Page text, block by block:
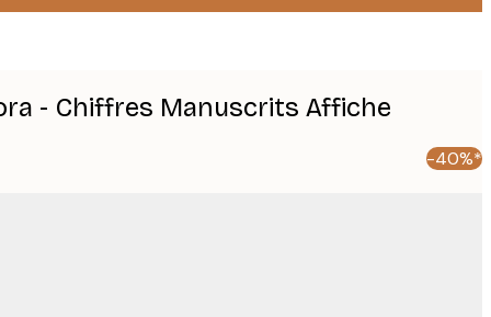
- Chiffres Manuscrits Affiche
-40%*